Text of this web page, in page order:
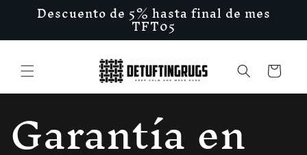
directamente
Descuento de 5% hasta final de mes
TFT05
Carrito
Garantía en